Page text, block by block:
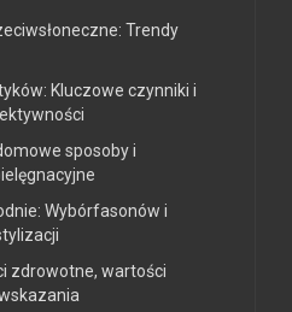
Trendy
Kluczowe czynniki i
sposoby i
Wybórfasonów i
zdrowotne, wartości